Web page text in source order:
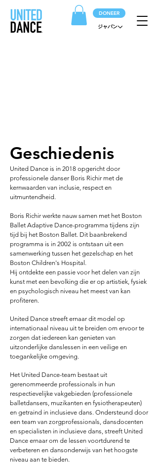
DONEER
ジャパン
Geschiedenis
United Dance is in 2018 opgericht door
professionele danser Boris Richir met de
kernwaarden van inclusie, respect en
uitmuntendheid.
Boris Richir werkte nauw samen met het Boston
Ballet Adaptive Dance-programma tijdens zijn
tijd bij het Boston Ballet. Dit baanbrekend
programma is in 2002 is ontstaan uit een
samenwerking tussen het gezelschap en het
Boston Children's Hospital.
Hij ontdekte een passie voor het delen van zijn
kunst met een bevolking die er op artistiek, fysiek
en psychologisch niveau het meest van kan
profiteren.
United Dance streeft ernaar dit model op
internationaal niveau uit te breiden om ervoor te
zorgen dat iedereen kan genieten van
uitzonderlijke danslessen in een veilige en
toegankelijke omgeving.
Het United Dance-team bestaat uit
gerenommeerde professionals in hun
respectievelijke vakgebieden (professionele
balletdansers, muzikanten en fysiotherapeuten)
en getraind in inclusieve dans. Ondersteund door
een team van zorgprofessionals, dansdocenten
en specialisten in inclusieve dans, streeft United
Dance ernaar om de lessen voortdurend te
verbeteren en dansonderwijs van het hoogste
niveau aan te bieden.